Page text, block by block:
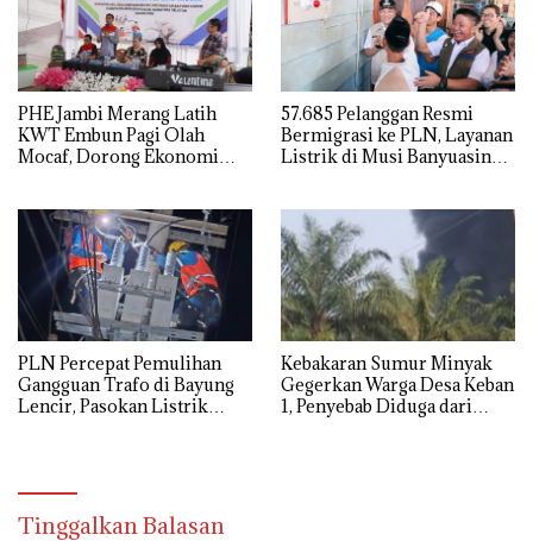
PHE Jambi Merang Latih
KWT Embun Pagi Olah
Mocaf, Dorong Ekonomi
57.685 Pelanggan Resmi
Bermigrasi ke PLN, Layanan
Listrik di Musi Banyuasin
PLN Percepat Pemulihan
Gangguan Trafo di Bayung
Lencir, Pasokan Listrik
Kebakaran Sumur Minyak
Gegerkan Warga Desa Keban
1, Penyebab Diduga dari
Tinggalkan Balasan